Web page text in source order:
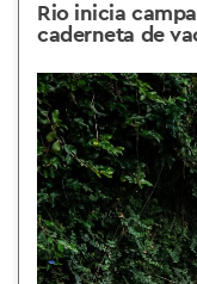
Rio inicia
caderneta de